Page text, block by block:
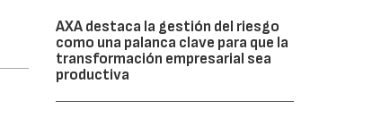
AXA destaca la gestión del riesgo
como una palanca clave para que la
transformación empresarial sea
productiva